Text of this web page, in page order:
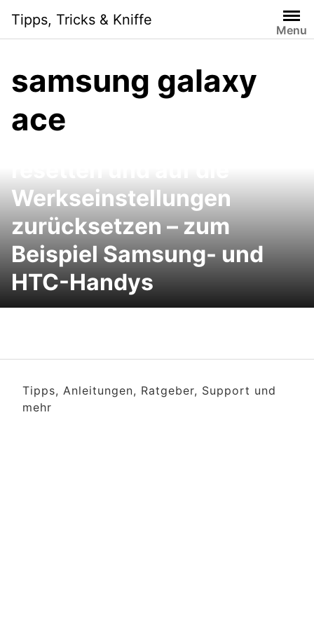
content
Tipps, Tricks & Kniffe
Menu
samsung galaxy
ace
Android Reset (Wipe):
Werkseinstellungen
zurücksetzen – zum
Beispiel Samsung- und
HTC-Handys
Tipps, Anleitungen, Ratgeber, Support und
mehr